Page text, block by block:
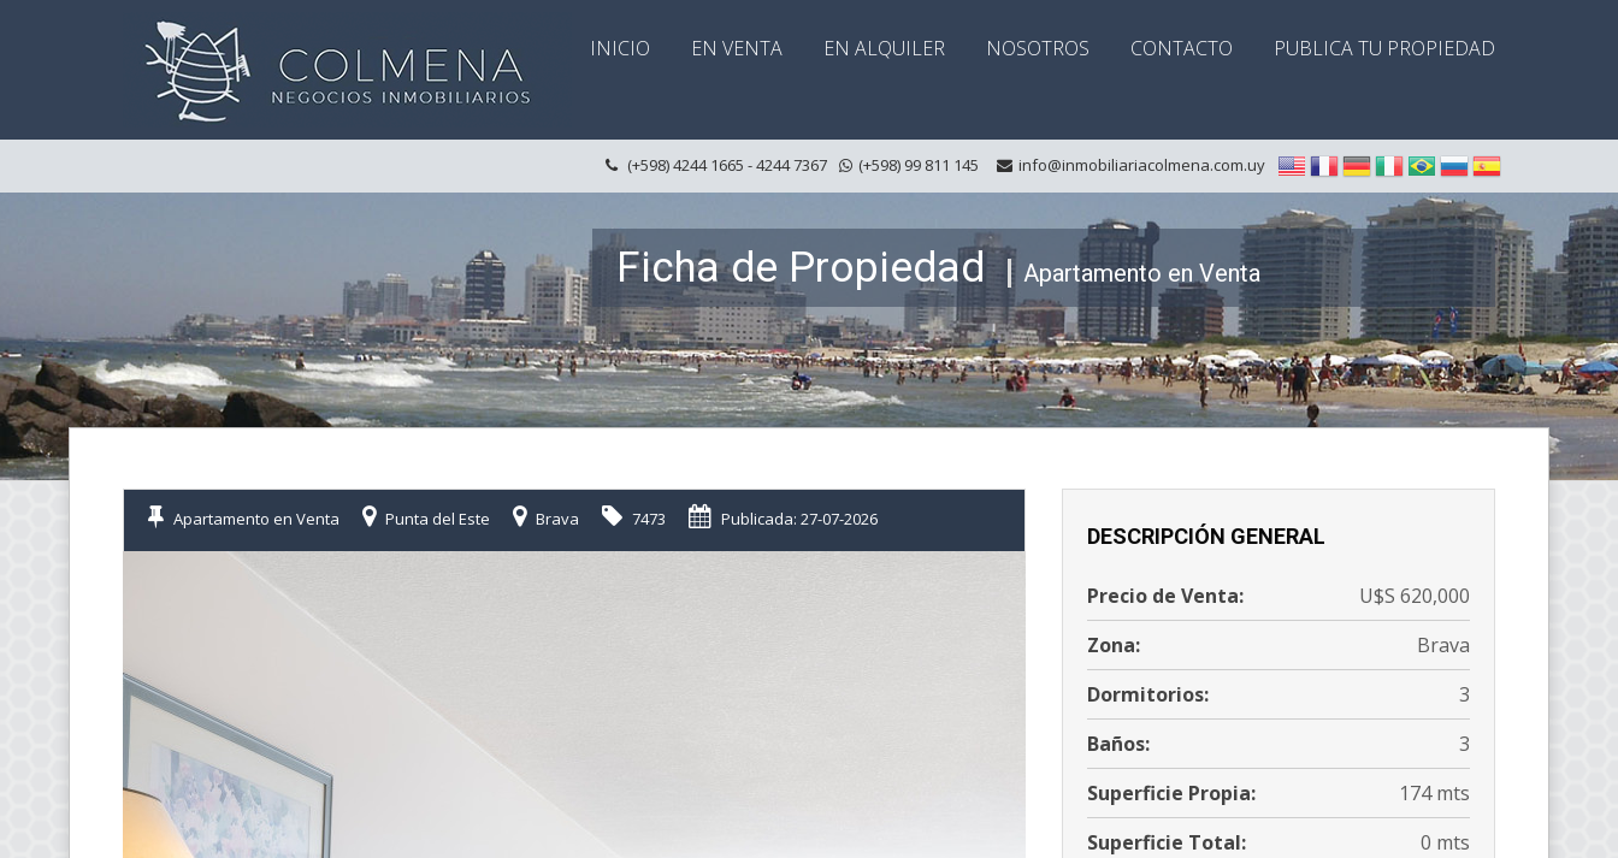
INICIO EN VENTA EN ALQUILER NOSOTROS CONTACTO PUBLICA TU PROPIEDAD
(+598) 4244 1665 - 4244 7367 (+598) 99 811 145 info@inmobiliariacolmena.com.uy
Ficha de Propiedad Apartamento en Venta
Apartamento en Venta Punta del Este Brava 7473 Publicada: 27-07-2026
DESCRIPCIÓN GENERAL
Precio de Venta:
U$S 620,000
Zona:
Brava
Dormitorios:
3
Baños:
3
Superficie Propia:
174 mts
Superficie Total:
0 mts